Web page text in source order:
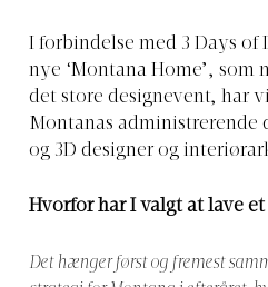
I forbindelse med 3 Days of
nye ‘Montana Home’, som
det store designevent, har
Montanas administrerende
og 3D designer og
Hvorfor har I valgt at lave
Det hænger først og fremest